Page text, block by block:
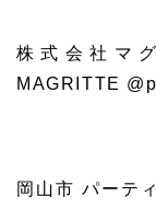
株式会社マ
MAGRITTE
岡山市 パーテ